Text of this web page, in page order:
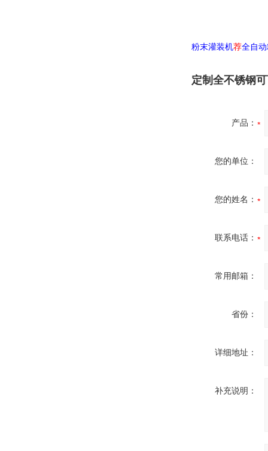
粉末灌装机荐全自
定制全不锈钢
产品：
您的单位：
您的姓名：
联系电话：
常用邮箱：
省份：
详细地址：
补充说明：